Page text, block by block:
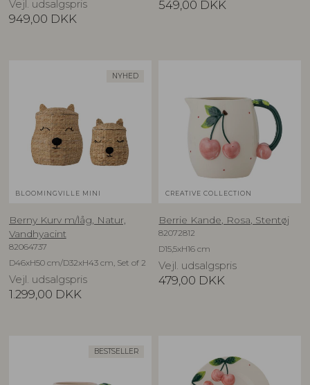
Vejl. udsalgspris
949,00 DKK
549,00 DKK
NYHED
BLOOMINGVILLE MINI
Berny Kurv m/låg, Natur,
Vandhyacint
82064737
D46xH50 cm/D32xH43 cm, Set of 2
Vejl. udsalgspris
1.299,00 DKK
CREATIVE COLLECTION
Berrie Kande, Rosa, Stentøj
82072812
D15,5xH16 cm
Vejl. udsalgspris
479,00 DKK
BESTSELLER